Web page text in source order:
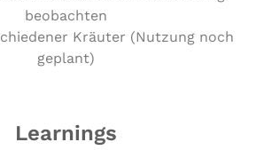
beobachten
Kräuter (Nutzung noch
geplant)
Learnings